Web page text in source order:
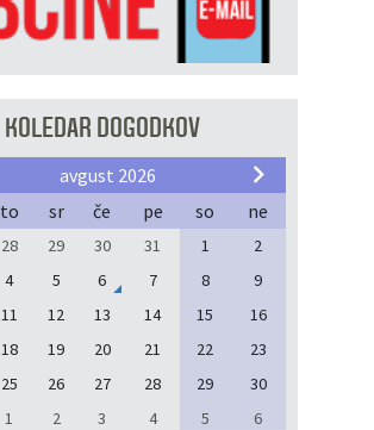
KOLEDAR DOGODKOV
avgust 2026
to sr če pe so ne
28 29 30 31 1
2
4 5 6 7 8
9
11 12 13 14 15
16
18 19 20 21 22
23
25 26 27 28 29
30
1 2 3 4 5 6